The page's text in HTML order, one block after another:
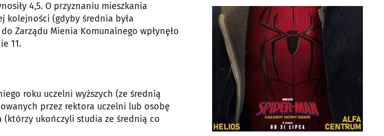
4,5. O przyznaniu mieszkania
kolejności (gdyby średnia była
Zarządu Mienia Komunalnego wpłynęło
11.
roku uczelni wyższych (ze średnią
przez rektora uczelni lub osobę
ukończyli studia ze średnią co